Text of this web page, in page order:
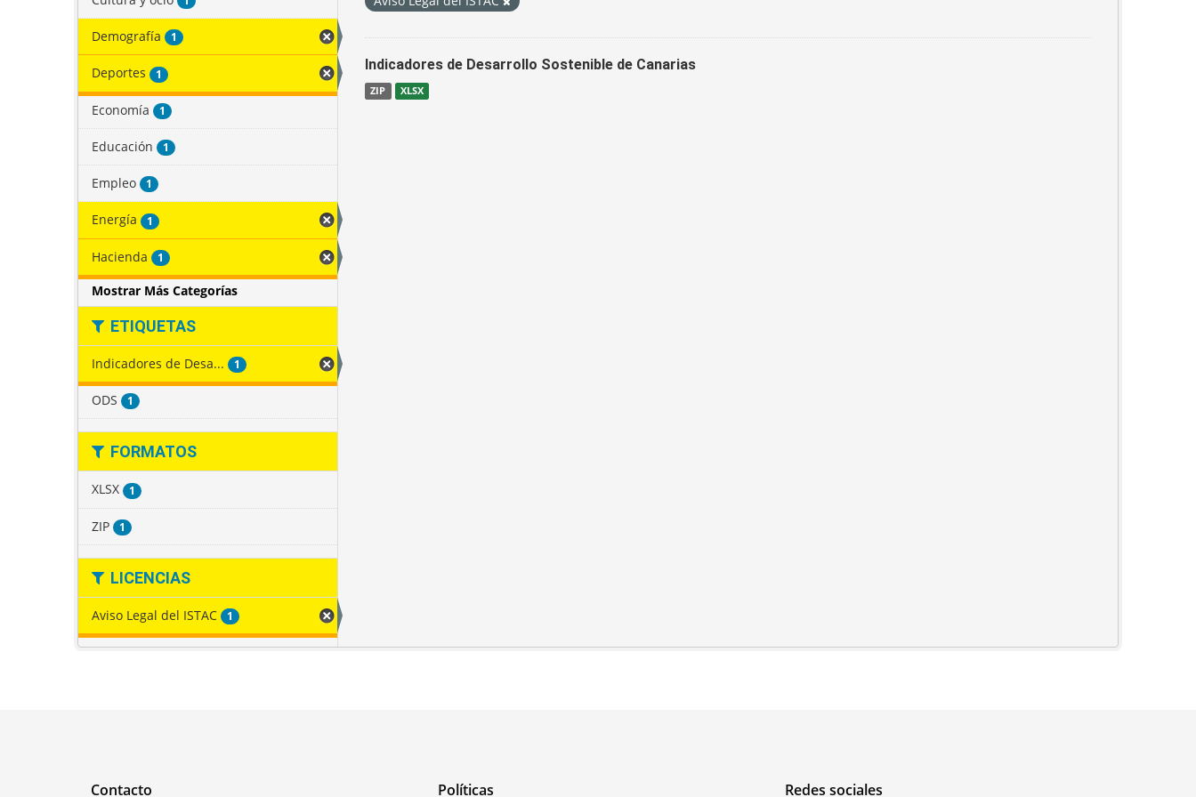
Demografía 1
Deportes 1
Economía 1
Educación 1
Empleo 1
Energía 1
Hacienda 1
Mostrar Más Categorías
ETIQUETAS
Indicadores de Desa... 1
ODS 1
FORMATOS
XLSX 1
ZIP 1
LICENCIAS
Aviso Legal del ISTAC 1
Indicadores de Desarrollo Sostenible de Canarias
ZIP XLSX
Contacto Políticas Redes sociales